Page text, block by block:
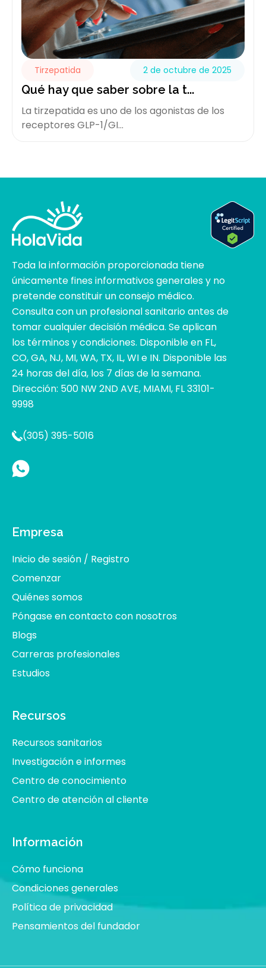
Tirzepatida 2 de octubre de 2025
Qué hay que saber sobre la t...
La tirzepatida es uno de los agonistas de los
receptores GLP-1/GI...
Toda la información proporcionada tiene
únicamente fines informativos generales y no
pretende constituir un consejo médico.
Consulta con un profesional sanitario antes de
tomar cualquier decisión médica. Se aplican
los términos y condiciones. Disponible en FL,
CO, GA, NJ, MI, WA, TX, IL, WI e IN. Disponible las
24 horas del día, los 7 días de la semana.
Dirección: 500 NW 2ND AVE, MIAMI, FL 33101-
9998
(305) 395-5016
Empresa
Inicio de sesión / Registro
Comenzar
Quiénes somos
Póngase en contacto con nosotros
Blogs
Carreras profesionales
Estudios
Recursos
Recursos sanitarios
Investigación e informes
Centro de conocimiento
Centro de atención al cliente
Información
Cómo funciona
Condiciones generales
Política de privacidad
Pensamientos del fundador